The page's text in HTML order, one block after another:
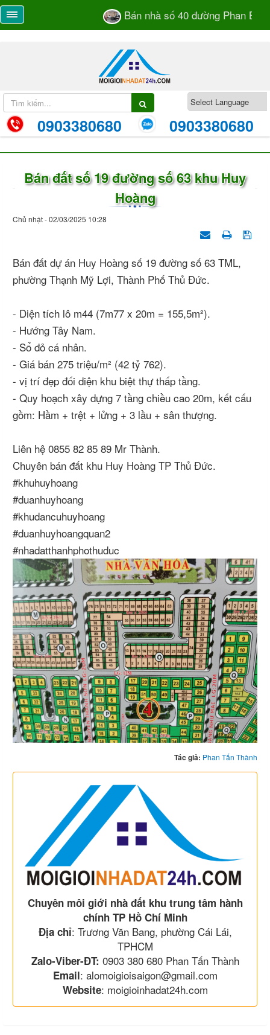
Bán nhà số 40 đường Phan Bá
0903380680 0903380680
Bán đất số 19 đường số 63 khu Huy
Hoàng
Chủ nhật - 02/03/2025 10:28
Bán đất dự án Huy Hoàng số 19 đường số 63 TML,
phường Thạnh Mỹ Lợi, Thành Phố Thủ Đức.
- Diện tích lô m44 (7m77 x 20m = 155,5m²).
- Hướng Tây Nam.
- Sổ đỏ cá nhân.
- Giá bán 275 triệu/m² (42 tỷ 762).
- vị trí đẹp đối diện khu biệt thự thấp tầng.
- Quy hoạch xây dựng 7 tầng chiều cao 20m, kết cấu
gồm: Hầm + trệt + lửng + 3 lầu + sân thượng.
Liên hệ 0855 82 85 89 Mr Thành.
Chuyên bán đất khu Huy Hoàng TP Thủ Đức.
#khuhuyhoang
#duanhuyhoang
#khudancuhuyhoang
#duanhuyhoangquan2
#nhadatthanhphothuduc
Tác giả: Phan Tấn Thành
Chuyên môi giới nhà đất khu trung tâm hành
chính TP Hồ Chí Minh
Địa chỉ: Trương Văn Bang, phường Cái Lái,
TPHCM
Zalo-Viber-ĐT: 0903 380 680 Phan Tấn Thành
Email: alomoigioisaigon@gmail.com
Website: moigioinhadat24h.com